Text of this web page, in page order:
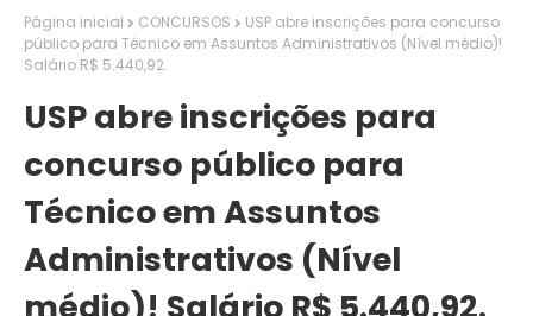
Página inicial CONCURSOS
USP abre inscrições para concurso
público para Técnico em Assuntos Administrativos (Nível médio)!
Salário R$ 5.440,92.
USP abre inscrições para
concurso público para
Técnico em Assuntos
Administrativos (Nível
médio)! Salário R$ 5.440,92.